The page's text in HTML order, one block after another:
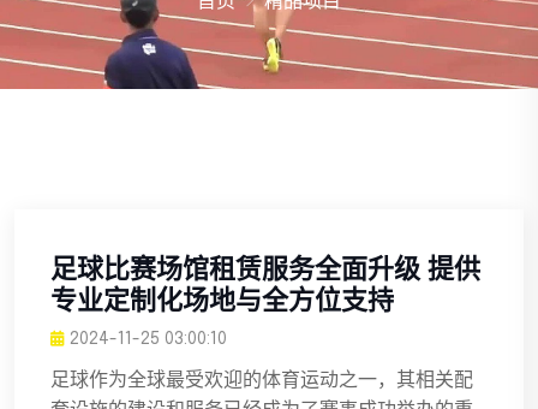
足球比赛场馆租赁服务全面升级 提供
专业定制化场地与全方位支持
2024-11-25 03:00:10
足球作为全球最受欢迎的体育运动之一，其相关配